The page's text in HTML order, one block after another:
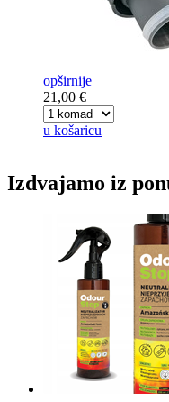
opširnije
21,00 €
u košaricu
Izdvajamo iz